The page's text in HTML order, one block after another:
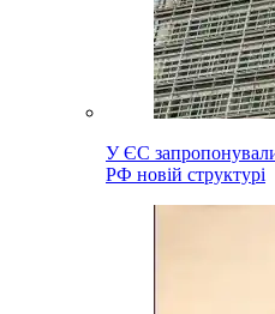
У ЄС
РФ новій структурі